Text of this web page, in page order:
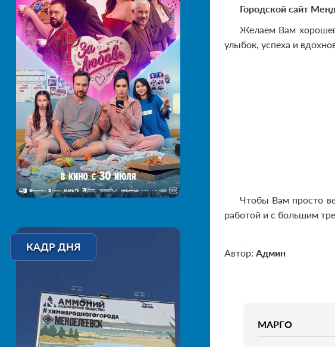
КАДР ДНЯ
Городской сайт
Желаем Вам
улыбок, успеха и
Чтобы Вам просто
работой и с большим
Автор: Админ
МАРГО